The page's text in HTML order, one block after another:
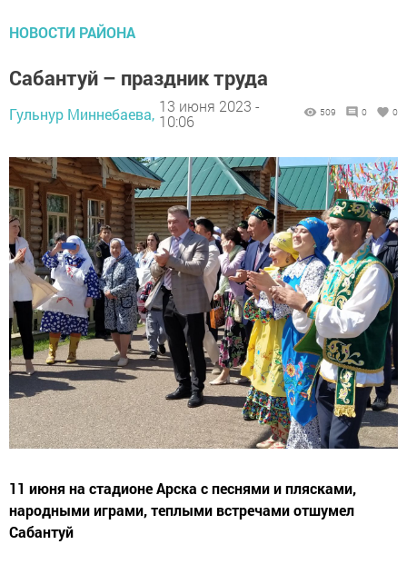
НОВОСТИ РАЙОНА
Сабантуй – праздник труда
Гульнур Миннебаева, 13 июня 2023 -
10:06
509 0 0
11 июня на стадионе Арска с песнями и плясками,
народными играми, теплыми встречами отшумел
Сабантуй